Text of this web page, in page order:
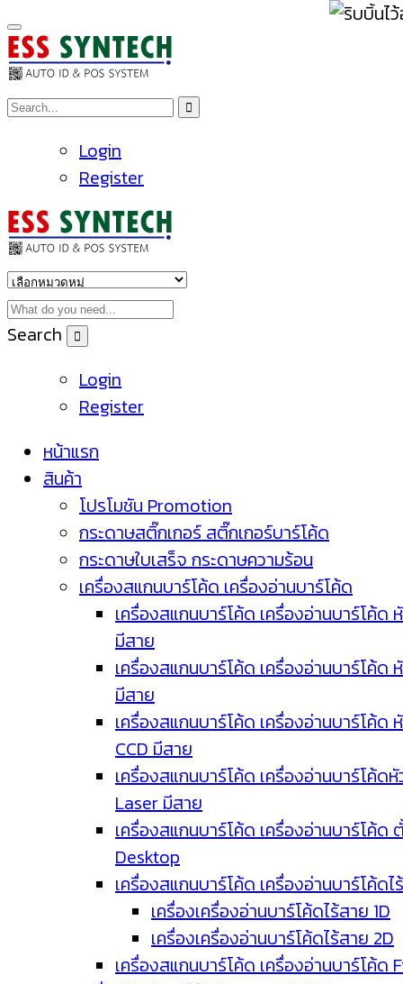
Login
Register
Search
Login
Register
หน้าแรก
สินค้า
โปรโมชัน Promotion
กระดาษสติ๊กเกอร์ สติ๊กเกอร์บาร์โค้ด
กระดาษใบเสร็จ กระดาษความร้อน
เครื่องสแกนบาร์โค้ด เครื่องอ่านบาร์โค้ด
เครื่องสแกนบาร์โค้ด เครื่องอ่านบาร์โค้ด
มีสาย
เครื่องสแกนบาร์โค้ด เครื่องอ่านบาร์โค้ด
มีสาย
เครื่องสแกนบาร์โค้ด เครื่องอ่านบาร์โค้ด
CCD มีสาย
เครื่องสแกนบาร์โค้ด เครื่องอ่านบาร์โค้ด
Laser มีสาย
เครื่องสแกนบาร์โค้ด เครื่องอ่านบาร์โค้ด
Desktop
เครื่องสแกนบาร์โค้ด เครื่องอ่านบาร์โค้ดไ
เครื่องเครื่องอ่านบาร์โค้ดไร้สาย 1D
เครื่องเครื่องอ่านบาร์โค้ดไร้สาย 2D
เครื่องสแกนบาร์โค้ด เครื่องอ่านบาร์โค้ด